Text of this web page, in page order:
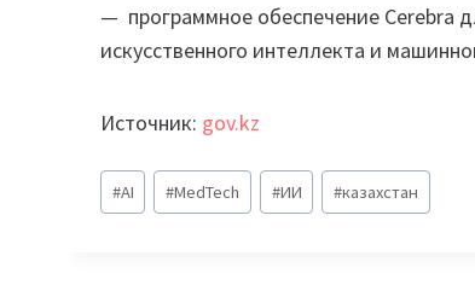
— программное обеспечение Cerebra
искусственного интеллекта и
Источник: gov.kz
Метки
записи:
#AI #MedTech #ИИ #казахстан